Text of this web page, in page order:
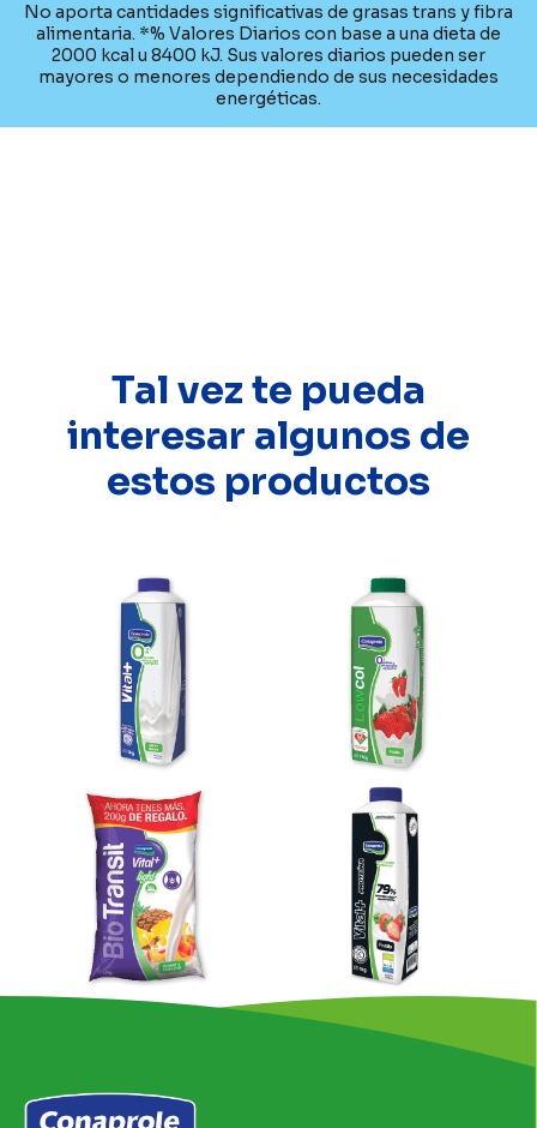
No aporta cantidades significativas de grasas trans y fibra
alimentaria. *% Valores Diarios con base a una dieta de
2000 kcal u 8400 kJ. Sus valores diarios pueden ser
mayores o menores dependiendo de sus necesidades
energéticas.
Tal vez te pueda
interesar algunos de
estos productos